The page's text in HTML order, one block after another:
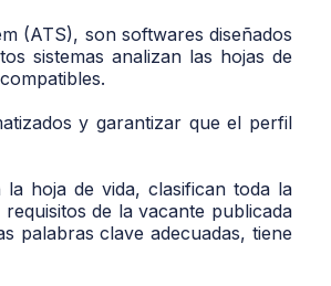
(ATS), son softwares diseñados
sistemas analizan las hojas de
y garantizar que el perfil
hoja de vida, clasifican toda la
de la vacante publicada
palabras clave adecuadas, tiene